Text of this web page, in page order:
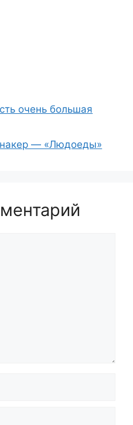
очень большая
— «Людоеды»